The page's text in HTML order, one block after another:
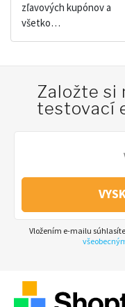
zľavových kupónov a
všetko…
Založte si
testovací
Vložením e-mailu